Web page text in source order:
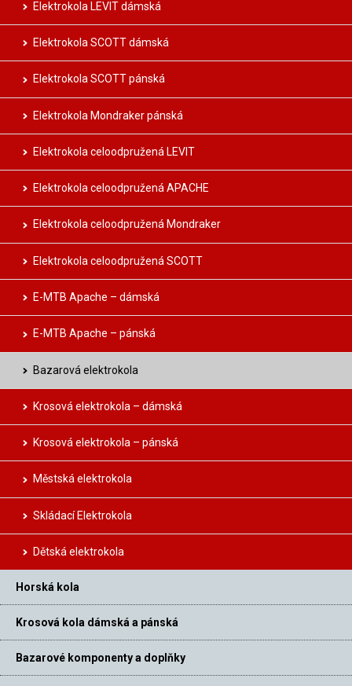
Elektrokola LEVIT dámská
Elektrokola SCOTT dámská
Elektrokola SCOTT pánská
Elektrokola Mondraker pánská
Elektrokola celoodpružená LEVIT
Elektrokola celoodpružená APACHE
Elektrokola celoodpružená Mondraker
Elektrokola celoodpružená SCOTT
E-MTB Apache – dámská
E-MTB Apache – pánská
Bazarová elektrokola
Krosová elektrokola – dámská
Krosová elektrokola – pánská
Městská elektrokola
Skládací Elektrokola
Dětská elektrokola
Horská kola
Krosová kola dámská a pánská
Bazarové komponenty a doplňky